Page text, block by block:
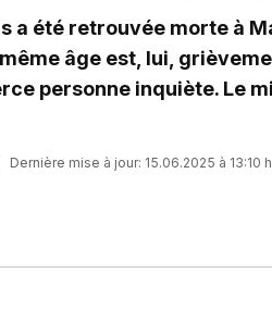
a été retrouvée morte à
âge est, lui,
personne inquiète. Le
Dernière mise à jour: 15.06.2025 à 13:10